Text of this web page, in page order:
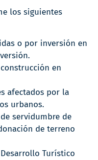
los siguientes
o por inversión en
en
afectados por la
urbanos.
servidumbre de
de terreno
Turístico